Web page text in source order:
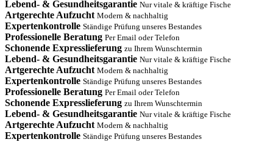
Lebend- & Gesundheitsgarantie Nur vitale & kräftige Fische
Artgerechte Aufzucht Modern & nachhaltig
Expertenkontrolle Ständige Prüfung unseres Bestandes
Professionelle Beratung Per Email oder Telefon
Schonende Expresslieferung zu Ihrem Wunschtermin
Lebend- & Gesundheitsgarantie Nur vitale & kräftige Fische
Artgerechte Aufzucht Modern & nachhaltig
Expertenkontrolle Ständige Prüfung unseres Bestandes
Professionelle Beratung Per Email oder Telefon
Schonende Expresslieferung zu Ihrem Wunschtermin
Lebend- & Gesundheitsgarantie Nur vitale & kräftige Fische
Artgerechte Aufzucht Modern & nachhaltig
Expertenkontrolle Ständige Prüfung unseres Bestandes